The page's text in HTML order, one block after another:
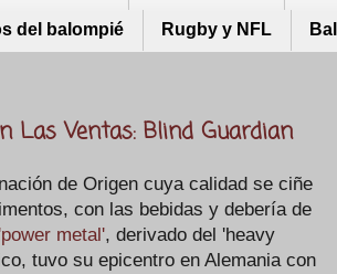
del balompié Rugby y NFL
Las Ventas: Blind Guardian
de Origen cuya calidad se ciñe
con las bebidas y debería de
'power metal', derivado del 'heavy
tuvo su epicentro en Alemania con